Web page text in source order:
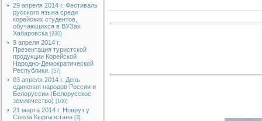
29 апреля 2014 г. Фестиваль
русского языка среди
корейских студентов,
обучающихся в ВУЗах
Хабаровска [230]
9 апреля 2014 г.
Презентация туристской
продукции Корейской
Народно-Демократической
Республики.
[57]
03 апреля 2014 г. День
единения народов России и
Белоруссии (Белорусское
землячество) [100]
21 марта 2014 г. Новруз у
Союза Кыргызстана [3]